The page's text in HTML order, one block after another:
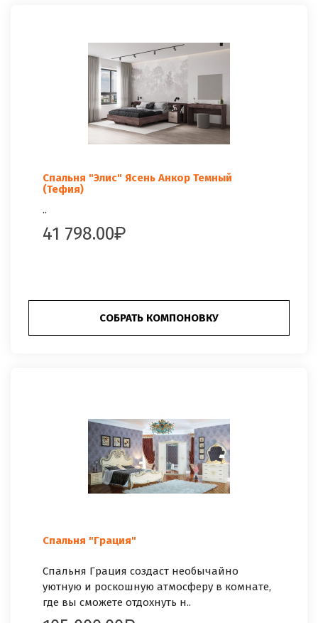
Спальня "Элис" Ясень Анкор Темный
(Тефия)
..
41 798.00
СОБРАТЬ КОМПОНОВКУ
Спальня "Грация"
Спальня Грация создаст необычайно
уютную и роскошную атмосферу в комнате,
где вы сможете отдохнуть н..